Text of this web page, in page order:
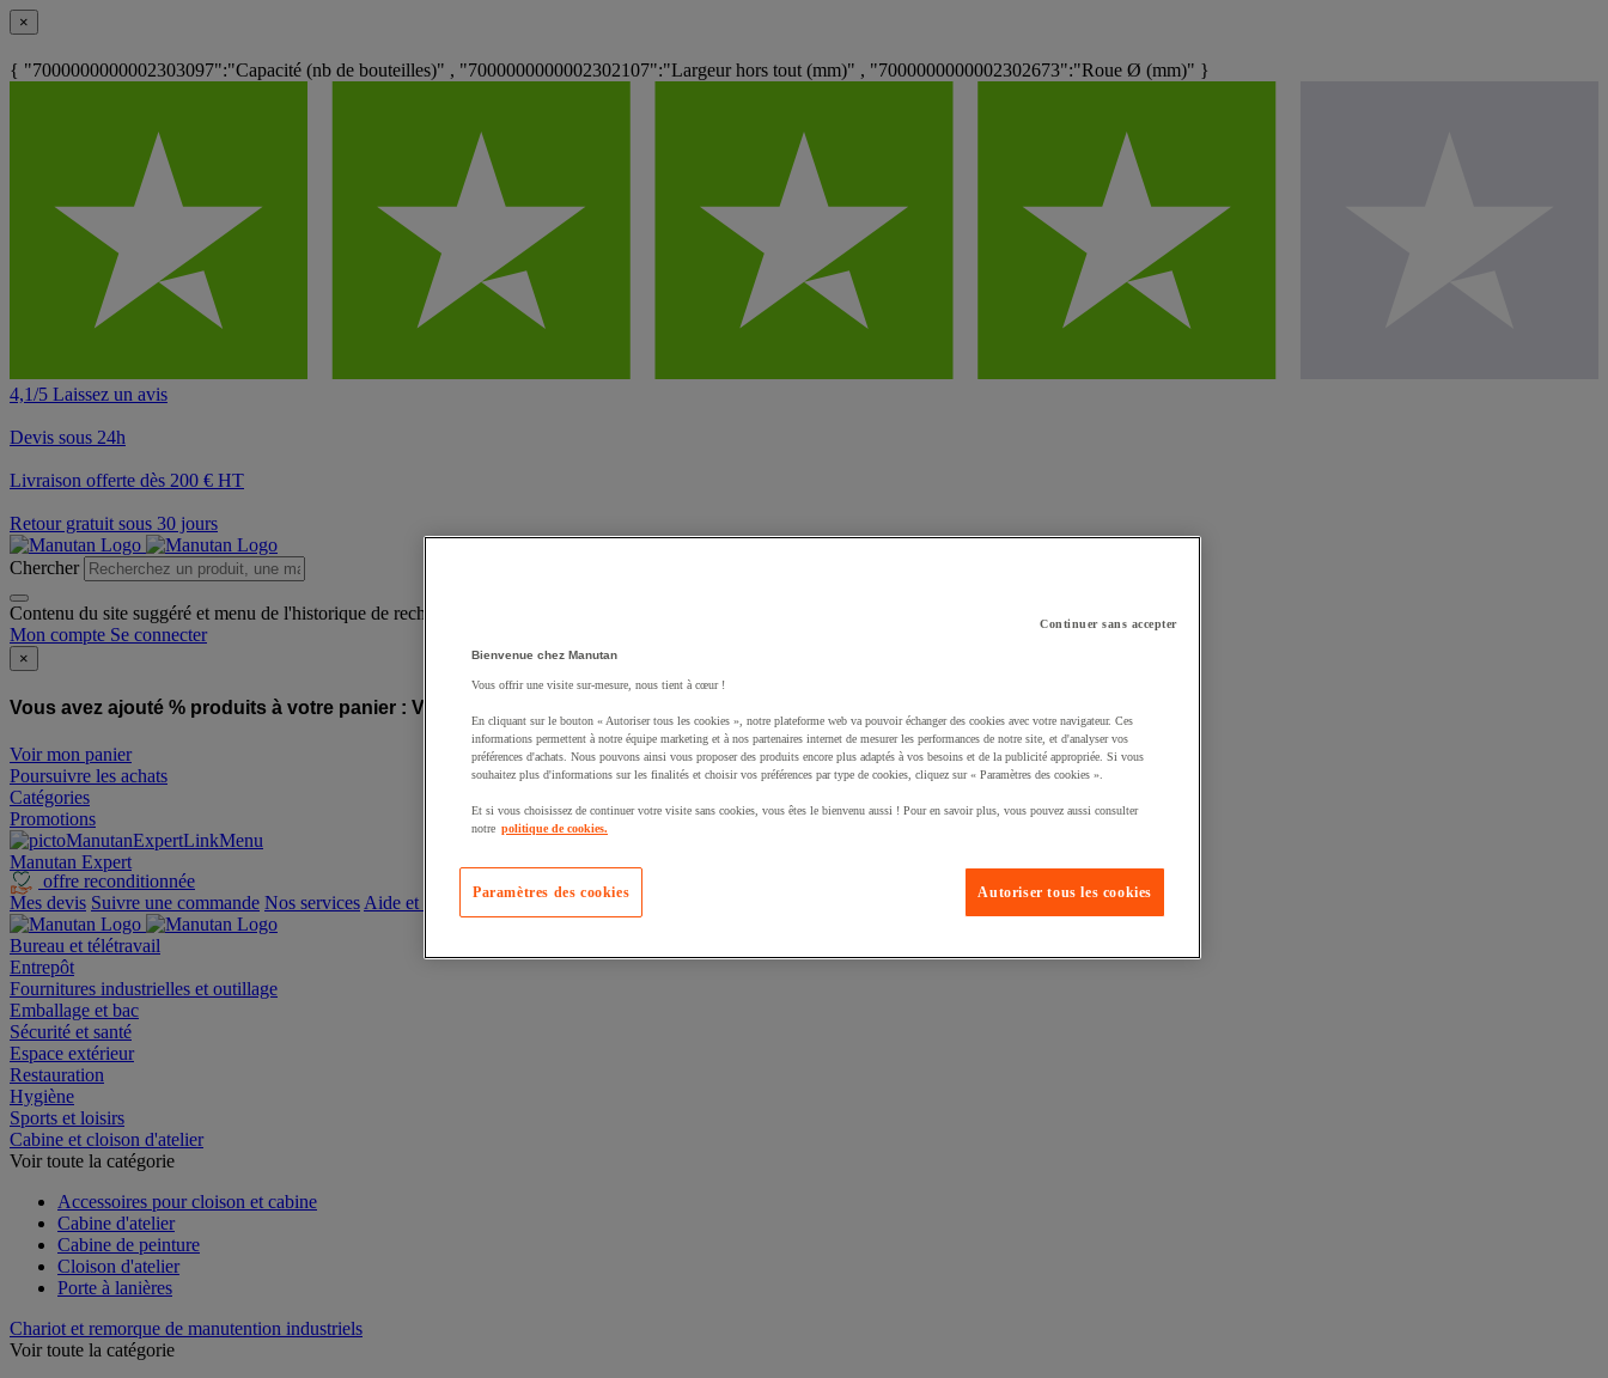
×
{ "7000000000002303097":"Capacité (nb de bouteilles)" , "7000000000002302107":"Largeur hors tout (mm)" , "7000000000002302673":"Roue Ø (mm)" }
4,1/5 Laissez un avis
Devis sous 24h
Livraison offerte dès 200 € HT
Retour gratuit sous 30 jours
Chercher
Contenu du site suggéré et menu de l'historique de recherche
Mon compte Se connecter
×
Vous avez ajouté % produits à votre panier : Vous avez ajouté un produit à votre panier :
Voir mon panier
Poursuivre les achats
Catégories
Promotions
Manutan Expert
offre reconditionnée
Mes devis Suivre une commande Nos services Aide et contact
Bureau et télétravail
Entrepôt
Fournitures industrielles et outillage
Emballage et bac
Sécurité et santé
Espace extérieur
Restauration
Hygiène
Sports et loisirs
Cabine et cloison d'atelier
Voir toute la catégorie
Accessoires pour cloison et cabine
Cabine d'atelier
Cabine de peinture
Cloison d'atelier
Porte à lanières
Chariot et remorque de manutention industriels
Voir toute la catégorie
Continuer sans accepter
Bienvenue chez Manutan
Vous offrir une visite sur-mesure, nous tient à cœur !
En cliquant sur le bouton « Autoriser tous les cookies », notre plateforme web va pouvoir échanger des cookies avec votre navigateur. Ces
informations permettent à notre équipe marketing et à nos partenaires internet de mesurer les performances de notre site, et d'analyser vos
préférences d'achats. Nous pouvons ainsi vous proposer des produits encore plus adaptés à vos besoins et de la publicité appropriée. Si vous
souhaitez plus d'informations sur les finalités et choisir vos préférences par type de cookies, cliquez sur « Paramètres des cookies ».
Et si vous choisissez de continuer votre visite sans cookies, vous êtes le bienvenu aussi ! Pour en savoir plus, vous pouvez aussi consulter
notre politique de cookies.
Autoriser tous les cookies
Paramètres des cookies